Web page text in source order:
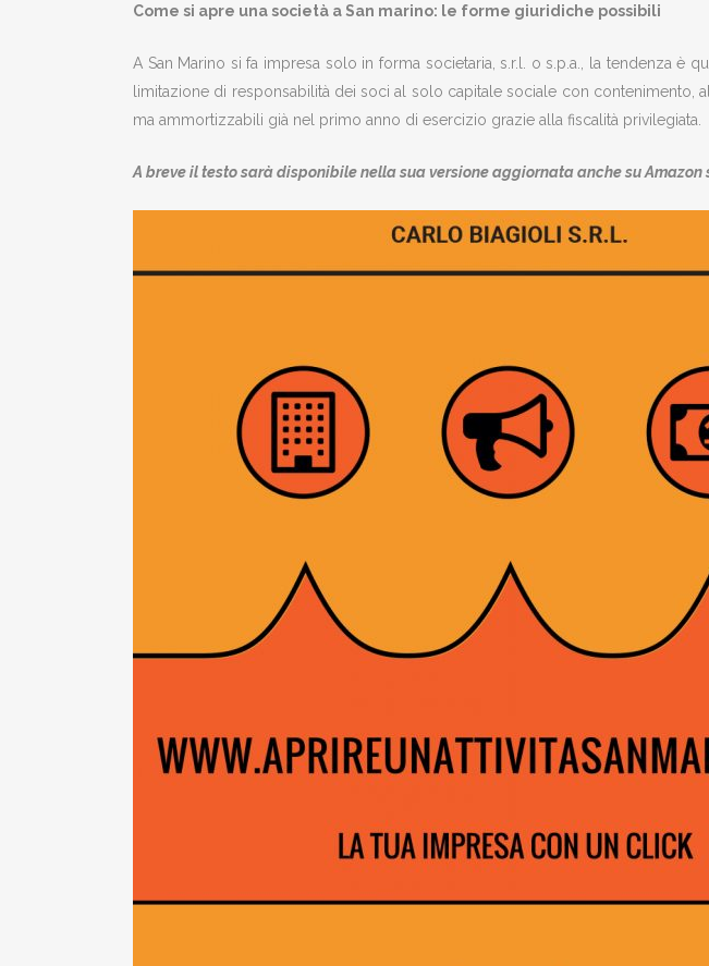
Come si apre una società a San marino: le forme giuridiche possibili
A San Marino si fa impresa solo in forma societaria, s.r.l. o s.p.a., la tendenza è
limitazione di responsabilità dei soci al solo capitale sociale con
ma ammortizzabili già nel primo anno di esercizio grazie alla fiscalità privilegiata.
A breve il testo sarà disponibile nella sua versione aggiornata anche su